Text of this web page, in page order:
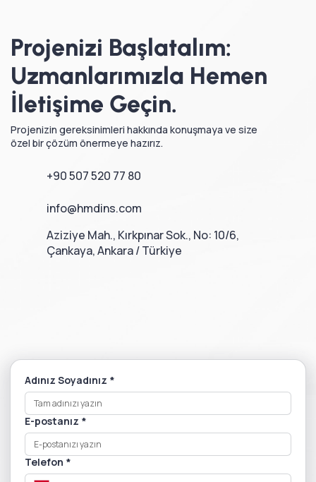
Projenizi Başlatalım:
Uzmanlarımızla Hemen
İletişime Geçin.
Projenizin gereksinimleri hakkında konuşmaya ve size
özel bir çözüm önermeye hazırız.
+90 507 520 77 80
info@hmdins.com
Aziziye Mah., Kırkpınar Sok., No: 10/6,
Çankaya, Ankara / Türkiye
Adınız Soyadınız *
E-postanız *
Telefon *